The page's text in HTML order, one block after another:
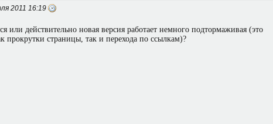
2011 16:19
или действительно новая версия работает немного подтормаживая (это
прокрутки страницы, так и перехода по ссылкам)?